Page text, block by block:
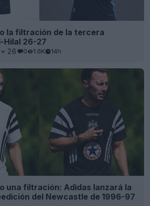
la filtración de la tercera
Hilal 26-27
26 0 1.6K 14h
una filtración: Adidas lanzará la
del Newcastle de 1996-97